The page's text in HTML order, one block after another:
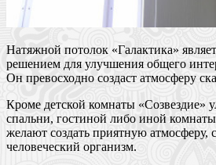
Натяжной потолок «Галактика»
решением для улучшения общего
Он превосходно создаст атмосферу
Кроме детской комнаты «Созвездие»
спальни, гостиной либо иной
желают создать приятную атмосферу,
человеческий организм.